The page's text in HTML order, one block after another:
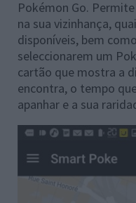
Pokémon Go.
na sua vizinhança,
disponíveis, bem
seleccionarem um
cartão que mostra a
encontra, o tempo
apanhar e a sua